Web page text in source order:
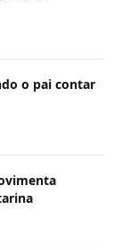
o pai contar